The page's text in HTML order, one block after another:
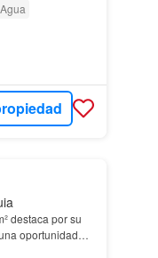
Agua
destaca por su
oportunidad